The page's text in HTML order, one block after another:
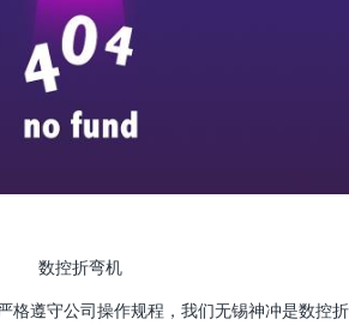
数控折弯机
格遵守公司操作规程，我们无锡神冲是数控折